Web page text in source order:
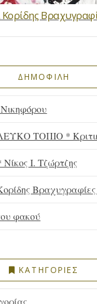
Κορίδης
ΔΗΜΟΦΙΛΗ
ΤΟΠΙΟ *
Ι. Τζώρτζης
Βραχυγραφίες
φακού
ΚΑΤΗΓΟΡΙΕΣ